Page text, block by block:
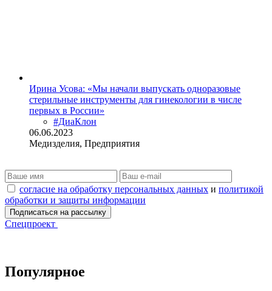
Ирина Усова: «Мы начали выпускать одноразовые
стерильные инструменты для гинекологии в числе
первых в России»
#ДиаКлон
06.06.2023
Медизделия, Предприятия
согласие на обработку персональных данных и политикой
обработки и защиты информации
Спецпроект
Популярное